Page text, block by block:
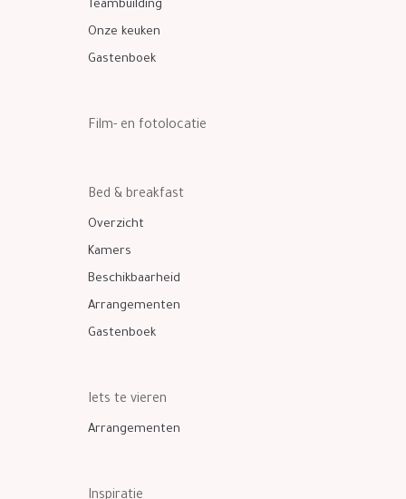
Teambuilding
Onze keuken
Gastenboek
Film- en fotolocatie
Bed & breakfast
Overzicht
Kamers
Beschikbaarheid
Arrangementen
Gastenboek
Iets te vieren
Arrangementen